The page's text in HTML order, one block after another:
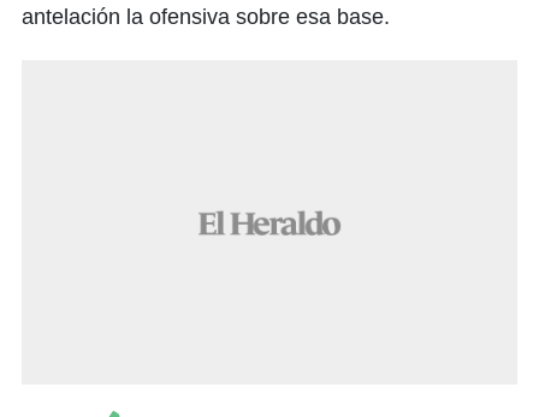
antelación la ofensiva sobre esa base.